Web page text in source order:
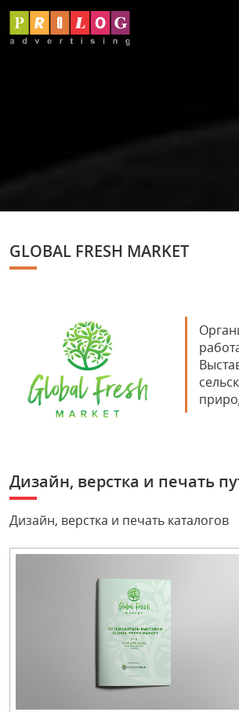
GLOBAL FRESH MARKET
Дизайн, верстка и печать
Дизайн, верстка и печать каталогов